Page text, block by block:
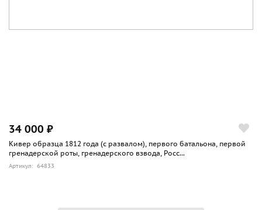
34 000 ₽
Кивер образца 1812 года (с развалом), первого батальона, первой
гренадерской роты, гренадерского взвода, Росс...
Артикул: 64833